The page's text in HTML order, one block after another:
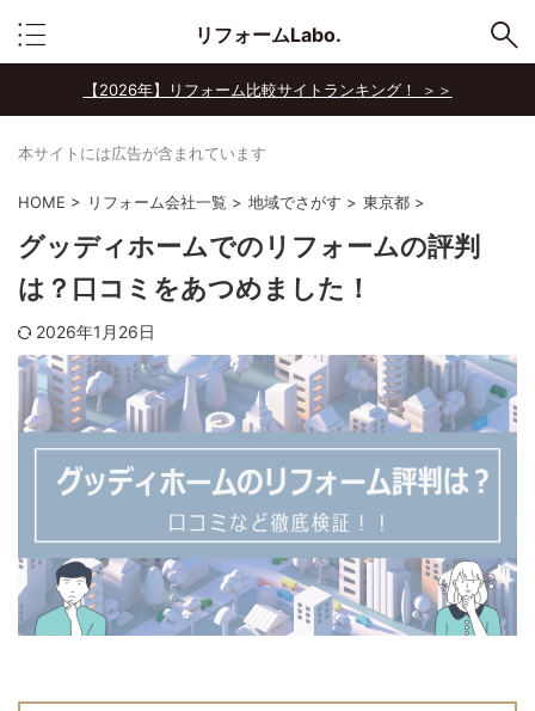
リフォームLabo.
【2026年】リフォーム比較サイトランキング！ ＞＞
本サイトには広告が含まれています
HOME > リフォーム会社一覧 > 地域でさがす > 東京都 >
グッディホームでのリフォームの評判
は？口コミをあつめました！
2026年1月26日